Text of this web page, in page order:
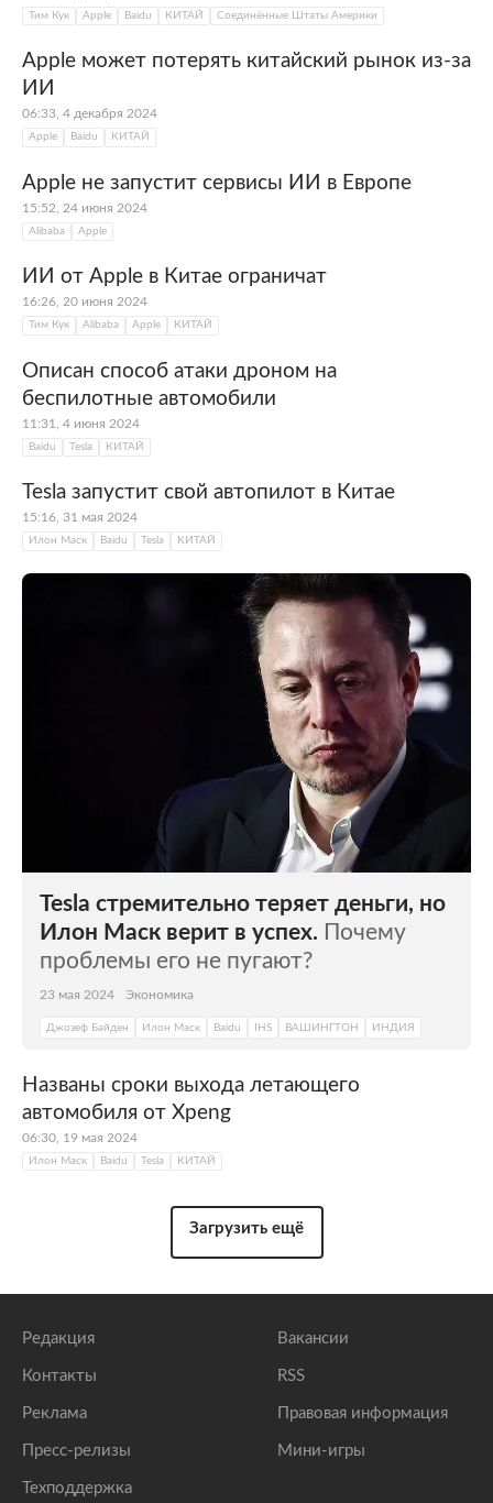
Тим Кук Apple Baidu КИТАЙ Соединённые Штаты Америки
Apple может потерять китайский рынок из-за
ИИ
06:33, 4 декабря 2024
Apple Baidu КИТАЙ
Apple не запустит сервисы ИИ в Европе
15:52, 24 июня 2024
Alibaba Apple
ИИ от Apple в Китае ограничат
16:26, 20 июня 2024
Тим Кук Alibaba Apple КИТАЙ
Описан способ атаки дроном на
беспилотные автомобили
11:31, 4 июня 2024
Baidu Tesla КИТАЙ
Tesla запустит свой автопилот в Китае
15:16, 31 мая 2024
Илон Маск Baidu Tesla КИТАЙ
Tesla стремительно теряет деньги, но
Илон Маск верит в успех. Почему
проблемы его не пугают?
23 мая 2024 Экономика
Джозеф Байден Илон Маск Baidu IHS ВАШИНГТОН ИНДИЯ
Названы сроки выхода летающего
автомобиля от Xpeng
06:30, 19 мая 2024
Илон Маск Baidu Tesla КИТАЙ
Загрузить ещё
Редакция
Контакты
Реклама
Пресс-релизы
Техподдержка
Вакансии
RSS
Правовая информация
Мини-игры